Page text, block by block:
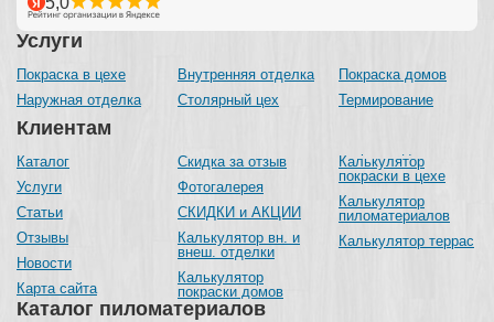
Каталог пиломатериалов
Услуги
Покраска в цехе
Наружная отделка
Внутренняя отделка
Столярный цех
Покраска домов
Термирование
Клиентам
Каталог
Услуги
Статьи
Отзывы
Новости
Карта сайта
Скидка за отзыв
Фотогалерея
СКИДКИ и АКЦИИ
Калькулятор вн. и
внеш. отделки
Калькулятор
покраски домов
Калькулятор
покраски в цехе
Калькулятор
пиломатериалов
Калькулятор террас